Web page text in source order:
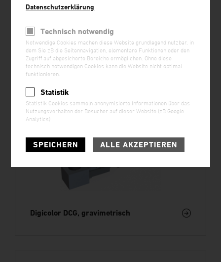
Digicolor DCG, gravimetrisch
Datenschutzerklärung
Technisch notwendig
Notwendige Cookies machen diese Website grundlegend nutzbar, in
dem Sie zB die Seitennavigation, elementare Funktionen oder den
Zugriff auf abgesicherte Bereiche ermöglichen. Ohne diese
technisch notwendigen Cookies kann die Website nicht optimal
funktionieren.
Statistik
Statistik Cookies sammeln anonymisierte Informationen über das
Nutzungsverhalten der Besucher auf dieser Website (zB Google
Analytics)
SPEICHERN ALLE AKZEPTIEREN